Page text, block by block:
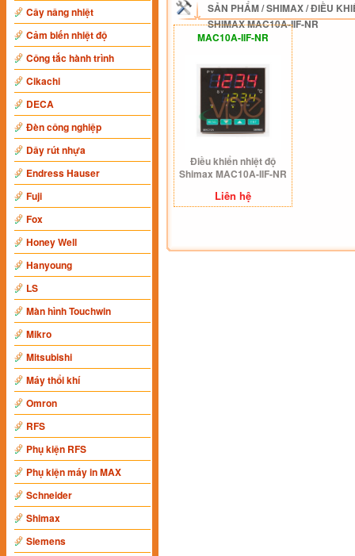
Cây nâng nhiệt
Cảm biến nhiệt độ
Công tắc hành trình
Cikachi
DECA
Đèn công nghiệp
Dây rút nhựa
Endress Hauser
Fuji
Fox
Honey Well
Hanyoung
LS
Màn hình Touchwin
Mikro
Mitsubishi
Máy thổi khí
Omron
RFS
Phụ kiện RFS
Phụ kiện máy in MAX
Schneider
Shimax
Siemens
SẢN PHẨM/SHIMAX/ĐIỀU
SHIMAX MAC10A-IIF-NR
MAC10A-IIF-NR
Điều khiển nhiệt độ
Shimax MAC10A-IIF-NR
Liên hệ